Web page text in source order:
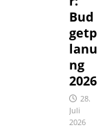
Bud
getp
lanu
ng
2026
28.
Juli
2026